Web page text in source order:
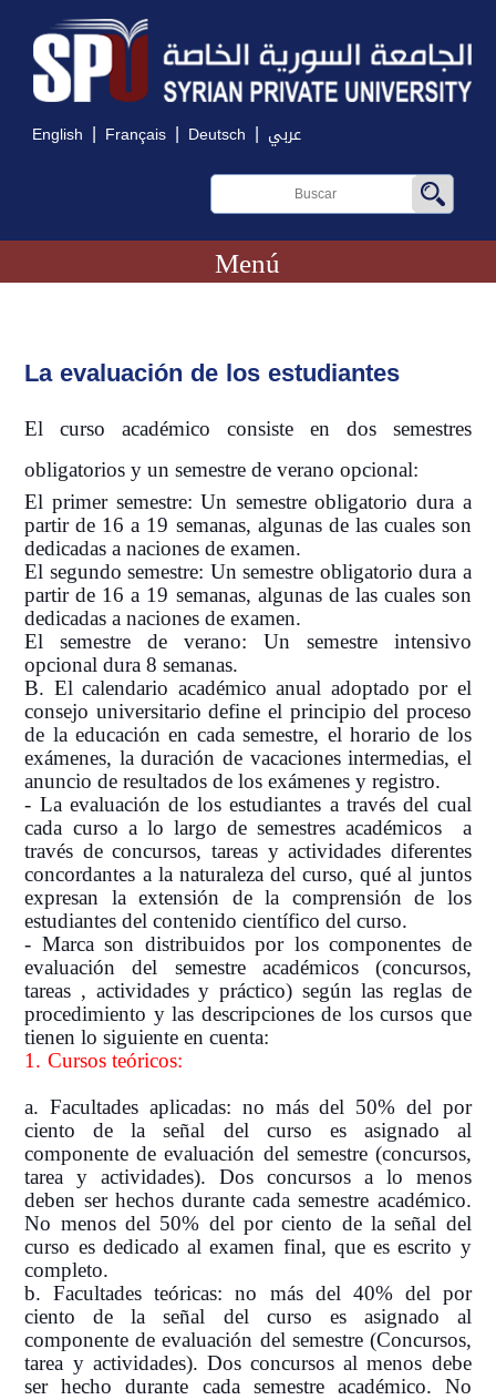
English | Français | Deutsch | عربي
Menú
La evaluación de los estudiantes
El curso académico consiste en dos semestres
obligatorios y un semestre de verano opcional:
El primer semestre: Un semestre obligatorio dura a
partir de 16 a 19 semanas, algunas de las cuales son
dedicadas a naciones de examen.
El segundo semestre: Un semestre obligatorio dura a
partir de 16 a 19 semanas, algunas de las cuales son
dedicadas a naciones de examen.
El semestre de verano: Un semestre intensivo
opcional dura 8 semanas.
B. El calendario académico anual adoptado por el
consejo universitario define el principio del proceso
de la educación en cada semestre, el horario de los
exámenes, la duración de vacaciones intermedias, el
anuncio de resultados de los exámenes y registro.
- La evaluación de los estudiantes a través del cual
cada curso a lo largo de semestres académicos a
través de concursos, tareas y actividades diferentes
concordantes a la naturaleza del curso, qué al juntos
expresan la extensión de la comprensión de los
estudiantes del contenido científico del curso.
- Marca son distribuidos por los componentes de
evaluación del semestre académicos (concursos,
tareas , actividades y práctico) según las reglas de
procedimiento y las descripciones de los cursos que
tienen lo siguiente en cuenta:
1. Cursos teóricos:
a. Facultades aplicadas: no más del 50% del por
ciento de la señal del curso es asignado al
componente de evaluación del semestre (concursos,
tarea y actividades). Dos concursos a lo menos
deben ser hechos durante cada semestre académico.
No menos del 50% del por ciento de la señal del
curso es dedicado al examen final, que es escrito y
completo.
b. Facultades teóricas: no más del 40% del por
ciento de la señal del curso es asignado al
componente de evaluación del semestre (Concursos,
tarea y actividades). Dos concursos al menos debe
ser hecho durante cada semestre académico. No